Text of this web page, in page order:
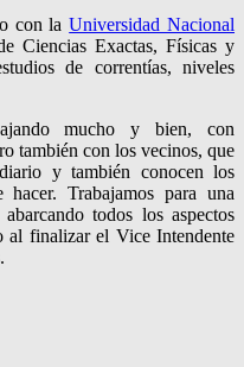
con laUniversidad Nacional
Ciencias Exactas, Físicas y
de correntías, niveles
mucho y bien, con
también con los vecinos, que
y también conocen los
Trabajamos para una
todos los aspectos
al finalizar el Vice Intendente